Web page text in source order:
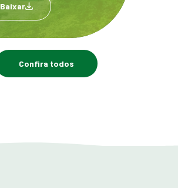
Baixar
Confira todos